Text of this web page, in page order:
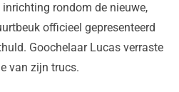
rondom de nieuwe,
officieel gepresenteerd
Goochelaar Lucas verraste
van zijn trucs.